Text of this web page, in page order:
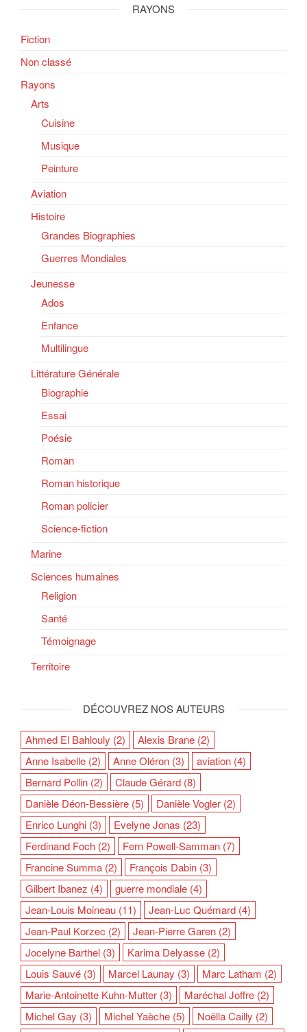
RAYONS
Fiction
Non classé
Rayons
Arts
Cuisine
Musique
Peinture
Aviation
Histoire
Grandes Biographies
Guerres Mondiales
Jeunesse
Ados
Enfance
Multilingue
Littérature Générale
Biographie
Essai
Poésie
Roman
Roman historique
Roman policier
Science-fiction
Marine
Sciences humaines
Religion
Santé
Témoignage
Territoire
DÉCOUVREZ NOS AUTEURS
Ahmed El Bahlouly (2) Alexis Brane (2)
Anne Isabelle (2) Anne Oléron (3) aviation (4)
Bernard Pollin (2) Claude Gérard (8)
Danièle Déon-Bessière (5) Danièle Vogler (2)
Enrico Lunghi (3) Evelyne Jonas (23)
Ferdinand Foch (2) Fern Powell-Samman (7)
Francine Summa (2) François Dabin (3)
Gilbert Ibanez (4) guerre mondiale (4)
Jean-Louis Moineau (11) Jean-Luc Quémard (4)
Jean-Paul Korzec (2) Jean-Pierre Garen (2)
Jocelyne Barthel (3) Karima Delyasse (2)
Louis Sauvé (3) Marcel Launay (3) Marc Latham (2)
Marie-Antoinette Kuhn-Mutter (3) Maréchal Joffre (2)
Michel Gay (3) Michel Yaèche (5) Noëlla Cailly (2)